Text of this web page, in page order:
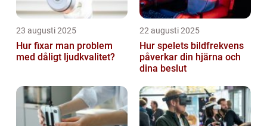
23 augusti 2025
Hur fixar man problem
med dåligt ljudkvalitet?
22 augusti 2025
Hur spelets bildfrekvens
påverkar din hjärna och
dina beslut